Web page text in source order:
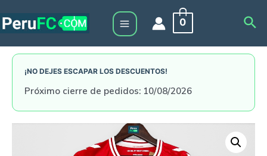
to
Main
Menu
0
¡NO DEJES ESCAPAR LOS DESCUENTOS!
Próximo cierre de pedidos: 10/08/2026